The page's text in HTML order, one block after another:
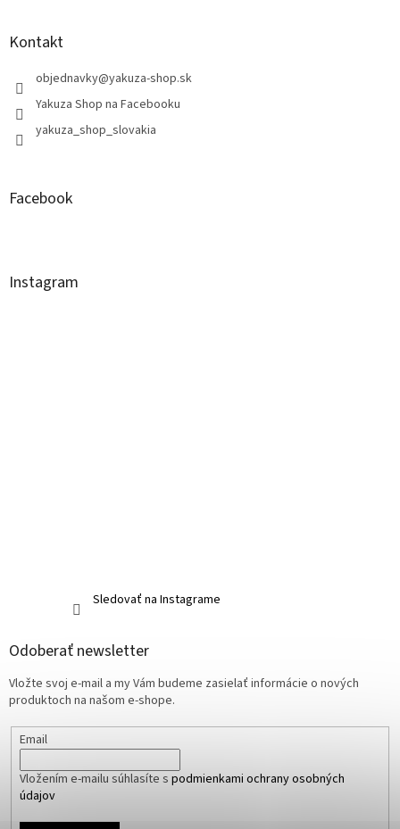
Kontakt
objednavky@yakuza-shop.sk
Yakuza Shop na Facebooku
yakuza_shop_slovakia
Facebook
Instagram
Sledovať na Instagrame
Odoberať newsletter
Vložte svoj e-mail a my Vám budeme zasielať informácie o nových
produktoch na našom e-shope.
Email
Vložením e-mailu súhlasíte s podmienkami ochrany osobných
údajov